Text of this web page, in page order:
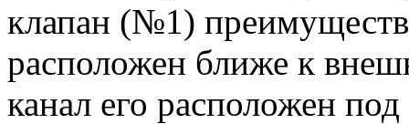
клапан (№1)
расположен ближе к
канал его расположен